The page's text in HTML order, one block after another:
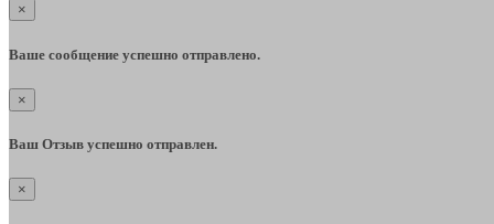
×
Ваше сообщение успешно отправлено.
×
Ваш Отзыв успешно отправлен.
×